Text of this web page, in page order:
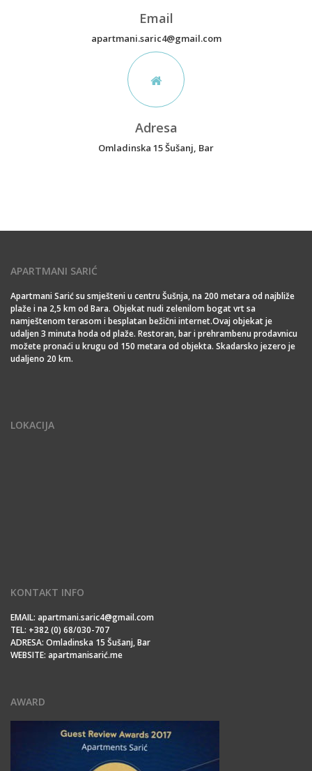
Email
apartmani.saric4@gmail.com
Adresa
Omladinska 15 Šušanj, Bar
APARTMANI SARIĆ
Apartmani Sarić su smješteni u centru Šušnja, na 200 metara od najbliže
plaže i na 2,5 km od Bara. Objekat nudi zelenilom bogat vrt sa
namještenom terasom i besplatan bežični internet.Ovaj objekat je
udaljen 3 minuta hoda od plaže. Restoran, bar i prehrambenu prodavnicu
možete pronaći u krugu od 150 metara od objekta. Skadarsko jezero je
udaljeno 20 km.
LOKACIJA
KONTAKT INFO
EMAIL: apartmani.saric4@gmail.com
TEL: +382 (0) 68/030-707
ADRESA: Omladinska 15 Šušanj, Bar
WEBSITE: apartmanisarić.me
AWARD